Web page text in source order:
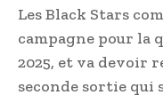
Les Black Stars
campagne pour la
2025, et va devoir
seconde sortie qui